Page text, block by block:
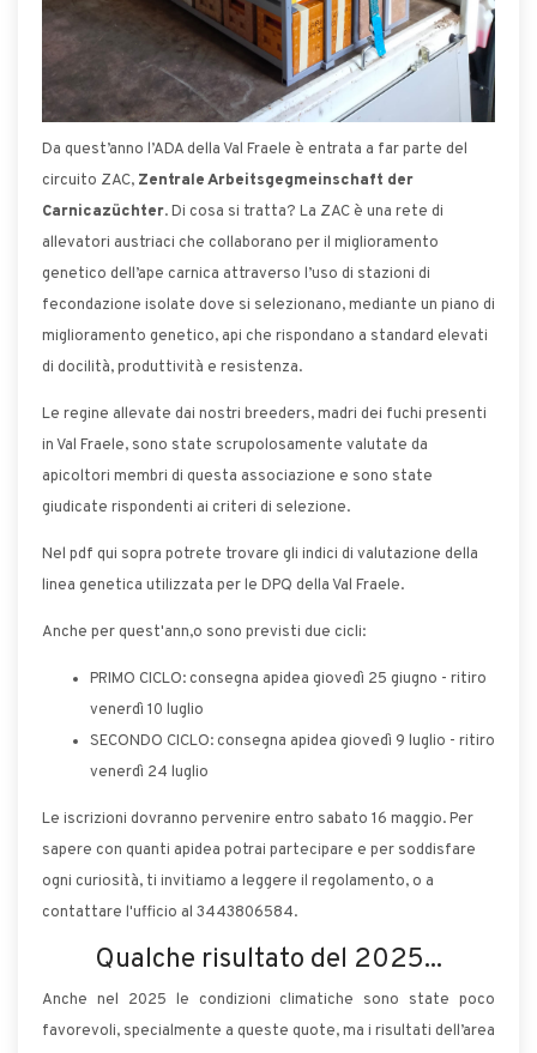
Da quest’anno l’ADA della Val Fraele è entrata a far parte del
circuito ZAC, Zentrale Arbeitsgegmeinschaft der
Carnicazüchter. Di cosa si tratta? La ZAC è una rete di
allevatori austriaci che collaborano per il miglioramento
genetico dell’ape carnica attraverso l’uso di stazioni di
fecondazione isolate dove si selezionano, mediante un piano di
miglioramento genetico, api che rispondano a standard elevati
di docilità, produttività e resistenza.
Le regine allevate dai nostri breeders, madri dei fuchi presenti
in Val Fraele, sono state scrupolosamente valutate da
apicoltori membri di questa associazione e sono state
giudicate rispondenti ai criteri di selezione.
Nel pdf qui sopra potrete trovare gli indici di valutazione della
linea genetica utilizzata per le DPQ della Val Fraele.
Anche per quest'ann,o sono previsti due cicli:
PRIMO CICLO: consegna apidea giovedì 25 giugno - ritiro
venerdì 10 luglio
SECONDO CICLO: consegna apidea giovedì 9 luglio - ritiro
venerdì 24 luglio
Le iscrizioni dovranno pervenire entro sabato 16 maggio. Per
sapere con quanti apidea potrai partecipare e per soddisfare
ogni curiosità, ti invitiamo a leggere il regolamento, o a
contattare l'ufficio al 3443806584.
Qualche risultato del 2025...
Anche nel 2025 le condizioni climatiche sono state poco
favorevoli, specialmente a queste quote, ma i risultati dell’area